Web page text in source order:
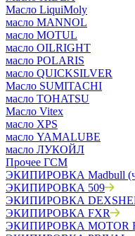
Масло LiquiMoly
масло MANNOL
масло MOTUL
масло OILRIGHT
масло POLARIS
масло QUICKSILVER
Масло SUMITACHI
масло TOHATSU
Масло Vitex
масло XPS
масло YAMALUBE
масло ЛУКОЙЛ
Прочее ГСМ
ЭКИПИРОВКА Madbull
ЭКИПИРОВКА 509
ЭКИПИРОВКА
ЭКИПИРОВКА FXR
ЭКИПИРОВКА MOTOR